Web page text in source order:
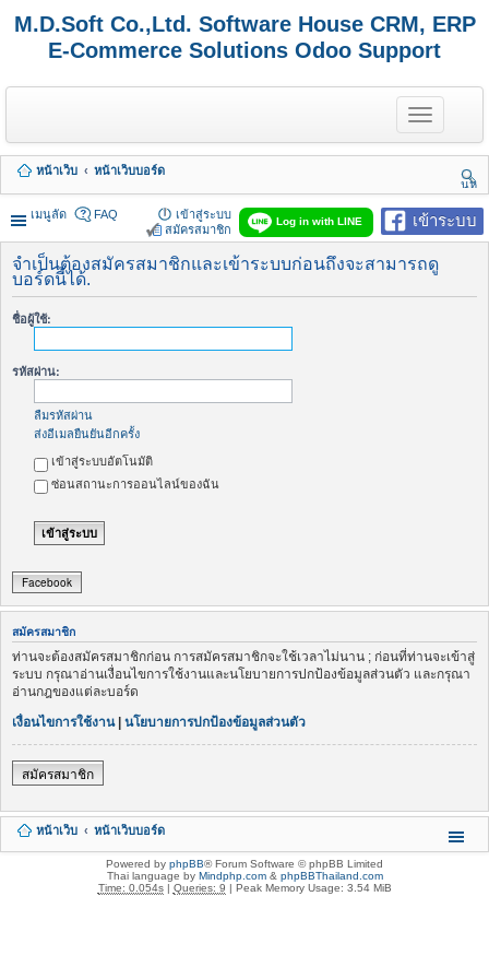
M.D.Soft Co.,Ltd. Software House CRM, ERP
E-Commerce Solutions Odoo Support
T
o
g
e
n
a
v
i
a
หน้าเว็บ
หน้าเว็บบอร์ด
นห
า
เมนูลัด
เข้าระบบ
Log in with LINE
FAQ
เข้าสู่ระบบ
สมัครสมาชิก
จำเป็นต้องสมัครสมาชิกและเข้าระบบก่อนถึงจะสามารถดู
บอร์ดนี้ได้.
ชื่อผู้ใช้:
รหัสผ่าน:
ลืมรหัสผ่าน
ส่งอีเมลยืนยันอีกครั้ง
เข้าสู่ระบบอัตโนมัติ
ซ่อนสถานะการออนไลน์ของฉัน
Facebook
สมัครสมาชิก
ท่านจะต้องสมัครสมาชิกก่อน การสมัครสมาชิกจะใช้เวลาไม่นาน ; ก่อนที่ท่านจะเข้าสู่
ระบบ กรุณาอ่านเงื่อนไขการใช้งานและนโยบายการปกป้องข้อมูลส่วนตัว และกรุณา
อ่านกฎของแต่ละบอร์ด
เงื่อนไขการใช้งาน| นโยบายการปกป้องข้อมูลส่วนตัว
สมัครสมาชิก
หน้าเว็บ หน้าเว็บบอร์ด
Powered by phpBB® Forum Software © phpBB Limited
Thai language by Mindphp.com& phpBBThailand.com
Time: 0.054s| Queries: 9 | Peak Memory Usage: 3.54 MiB